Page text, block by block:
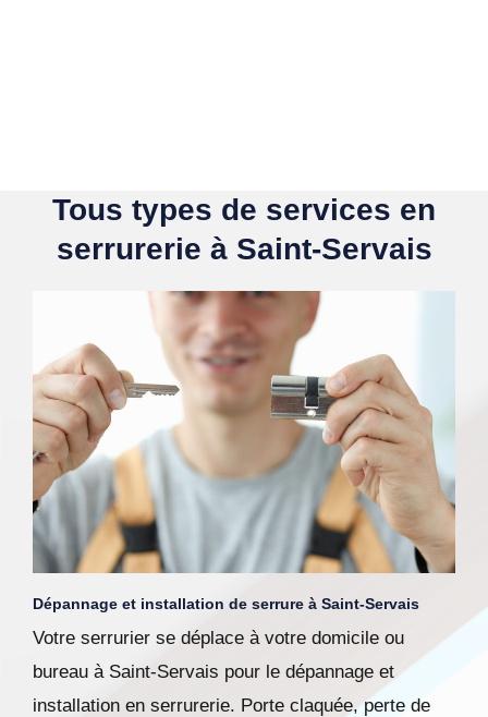
Tous types de services en
serrurerie à Saint-Servais
Dépannage et installation de serrure à Saint-Servais
Votre serrurier se déplace à votre domicile ou
bureau à Saint-Servais pour le dépannage et
installation en serrurerie. Porte claquée, perte de